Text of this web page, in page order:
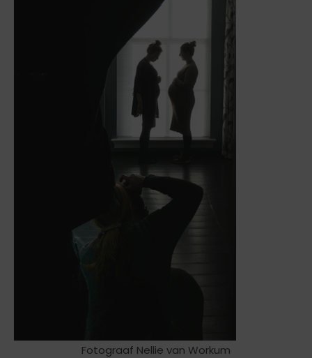
Fotograaf Nellie van Workum